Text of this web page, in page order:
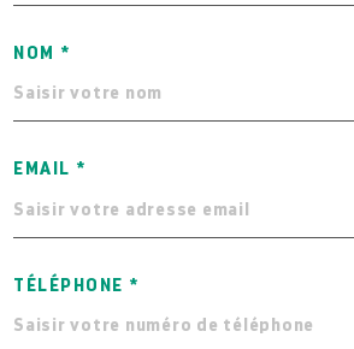
NOM *
EMAIL *
TÉLÉPHONE *